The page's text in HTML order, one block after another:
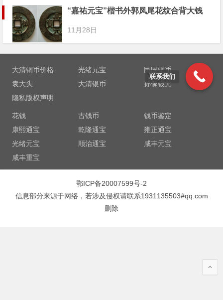
“嘉祐元宝”楷书外郭凤尾花纹合背大钱
11月28日
大清铜币价格 光绪元宝
民国铜币
袁大头
大清银币
孙像银元
隐私版权声明
花钱 古钱币
钱币鉴定
康熙通宝
乾隆通宝
雍正通宝
光绪元宝
顺治通宝
咸丰元宝
咸丰重宝
鄂ICP备20007599号-2
信息部分来源于网络，若涉及侵权请联系1931135503#qq.com
删除
联系我们